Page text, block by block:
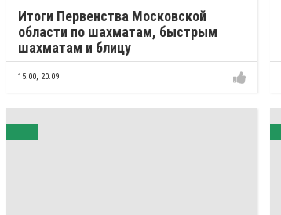
Итоги Первенства Московской
области по шахматам, быстрым
шахматам и блицу
15:00, 20.09